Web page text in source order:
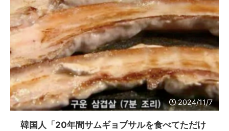
2024/11/7
韓国人「20年間サムギョプサルを食べてただけ